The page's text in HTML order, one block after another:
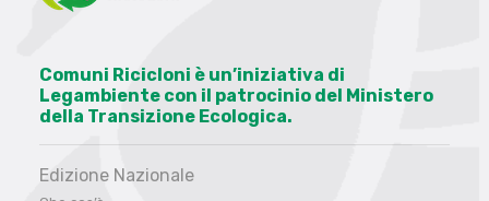
Comuni Ricicloni è un’iniziativa di
Legambiente con il patrocinio del Ministero
della Transizione Ecologica.
Edizione Nazionale